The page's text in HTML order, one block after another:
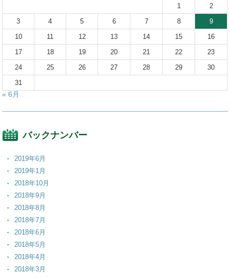
1
2
3
4 5 6 7 8
9
10
11 12 13 14 15
16
17
18 19 20 21 22
23
24
25 26 27 28 29
30
31
« 6月
バックナンバー
2019年6月
2019年1月
2018年10月
2018年9月
2018年8月
2018年7月
2018年6月
2018年5月
2018年4月
2018年3月